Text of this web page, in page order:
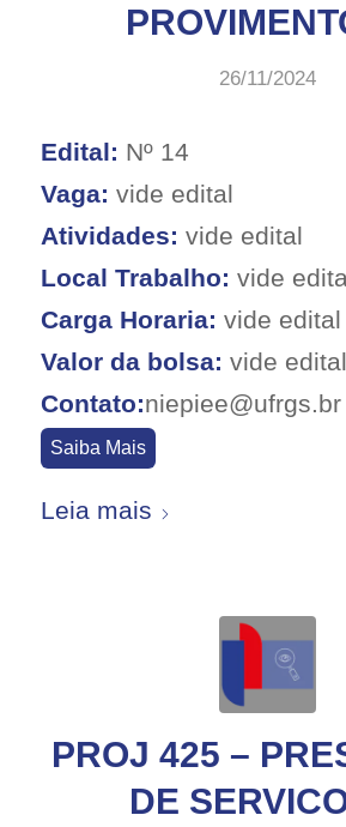
26/11/2024
Edital: Nº 14
Vaga: vide edital
Atividades: vide edital
Local Trabalho: vide
Carga Horaria: vide edital
Valor da bolsa: vide edital
Contato:niepiee@ufrgs.br
Saiba Mais
Leia mais
PROJ 425 –
DE